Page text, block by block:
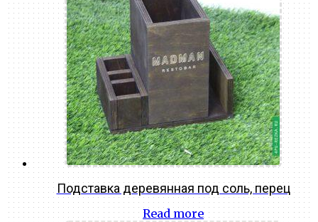
Подставка деревянная под соль, перец
Read more